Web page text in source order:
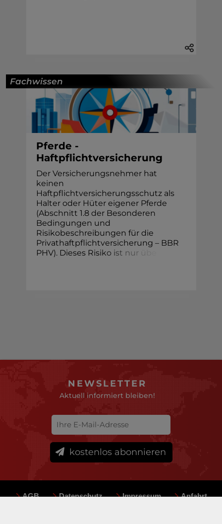
Fachwissen
Pferde -
Haftpflichtversicherung
Der Versicherungsnehmer hat
keinen
Haftpflichtversicherungsschutz als
Halter oder Hüter eigener Pferde
(Abschnitt 1.8 der Besonderen
Bedingungen und
Risikobeschreibungen für die
Privathaftpflichtversicherung – BBR
PHV). Dieses Risiko ist nu r ü
NEWSLETTER
Aktuell informiert bleiben!
kostenlos abonnieren
AGB Datenschutz Impressum
Anfahrt